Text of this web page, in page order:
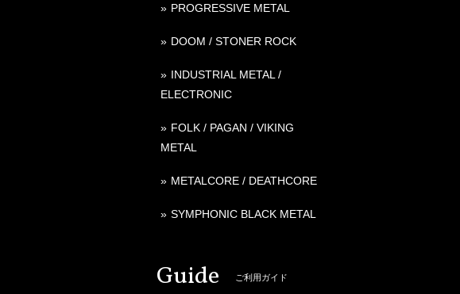
PROGRESSIVE METAL
DOOM / STONER ROCK
INDUSTRIAL METAL /
ELECTRONIC
FOLK / PAGAN / VIKING
METAL
METALCORE / DEATHCORE
SYMPHONIC BLACK METAL
Guide ご利用ガイド